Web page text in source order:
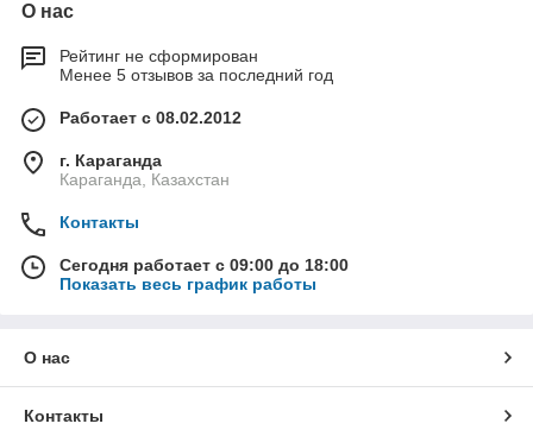
О нас
Рейтинг не сформирован
Менее 5 отзывов за последний год
Работает с 08.02.2012
г. Караганда
Караганда, Казахстан
Контакты
Сегодня работает с 09:00 до 18:00
Показать весь график работы
О нас
Контакты